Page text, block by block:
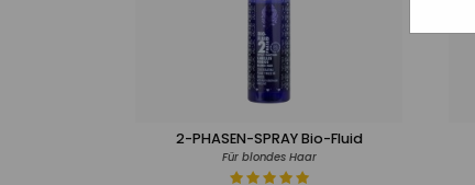
2-PHASEN-SPRAY Bio-Fluid
Für blondes Haar